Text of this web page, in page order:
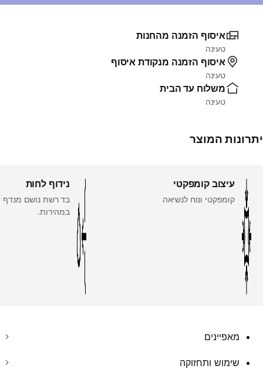
איסוף הזמנה מהחנות
טעינה
איסוף הזמנה מנקודת איסוף
טעינה
משלוח עד הבית
טעינה
יתרונות המוצר
עיצוב קומפקטי
קומפקטי ונוח לנשיאה
נידוף לחות
בד רשת נושם מנדף
במהירות.
מאפיינים
שימוש ותחזוקה